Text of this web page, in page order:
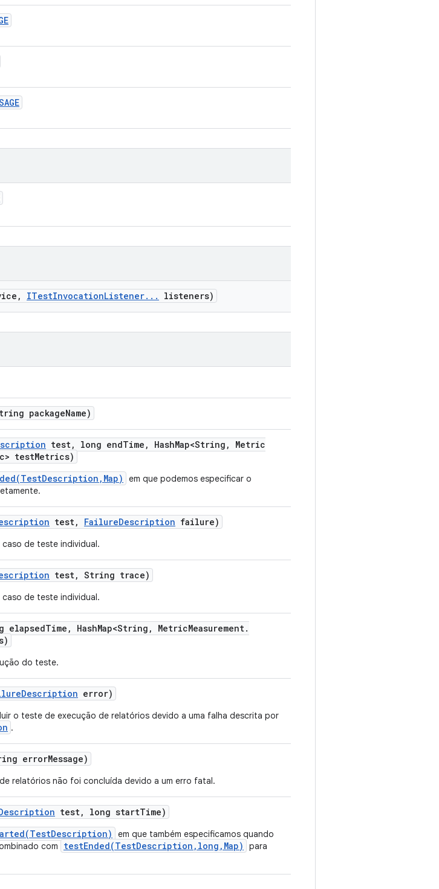
, ITestInvocationListener. . . listeners)
packageName)
test, long endTime , HashMap<String ,
Metric
testMetrics)
em que podemos especificar o
test, FailureDescription failure)
de teste individual.
test, String trace)
de teste individual.
elapsedTime , HashMap<String , MetricMeasurement.
do teste.
Description error)
o teste de execução de relatórios devido a uma falha descrita por
.
errorMessage)
relatórios não foi concluída devido a um erro fatal.
test, long startTime)
em que também especificamos quando
com
testEnded(TestDescription,long,Map)
para